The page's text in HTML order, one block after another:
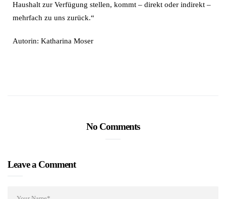
Haushalt zur Verfügung stellen, kommt – direkt oder indirekt –
mehrfach zu uns zurück.“
Autorin: Katharina Moser
No Comments
Leave a Comment